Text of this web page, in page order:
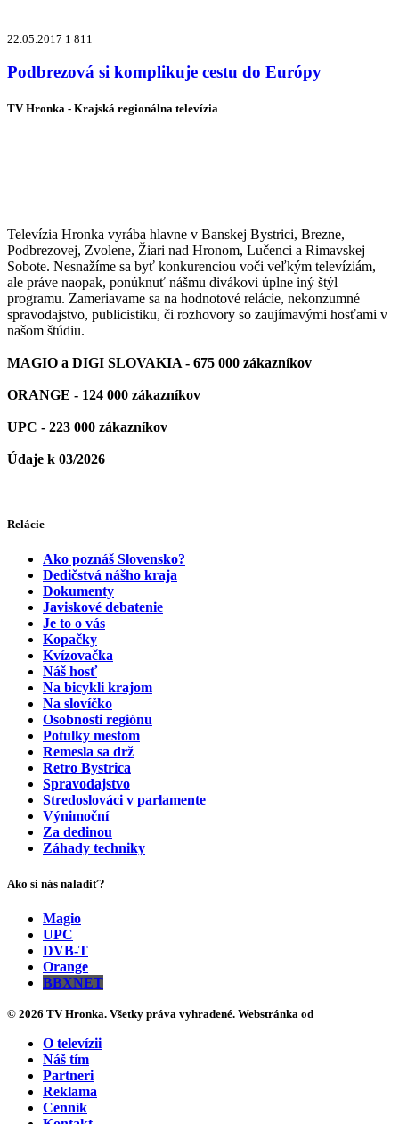
22.05.2017 1 811
Podbrezová si komplikuje cestu do Európy
TV Hronka - Krajská regionálna televízia
Televízia Hronka vyrába hlavne v Banskej Bystrici, Brezne,
Podbrezovej, Zvolene, Žiari nad Hronom, Lučenci a Rimavskej
Sobote. Nesnažíme sa byť konkurenciou voči veľkým televíziám,
ale práve naopak, ponúknuť nášmu divákovi úplne iný štýl
programu. Zameriavame sa na hodnotové relácie, nekonzumné
spravodajstvo, publicistiku, či rozhovory so zaujímavými hosťami v
našom štúdiu.
MAGIO a DIGI SLOVAKIA - 675 000 zákazníkov
ORANGE - 124 000 zákazníkov
UPC - 223 000 zákazníkov
Údaje k 03/2026
Relácie
Ako poznáš Slovensko?
Dedičstvá nášho kraja
Dokumenty
Javiskové debatenie
Je to o vás
Kopačky
Kvízovačka
Náš hosť
Na bicykli krajom
Na slovíčko
Osobnosti regiónu
Potulky mestom
Remesla sa drž
Retro Bystrica
Spravodajstvo
Stredoslováci v parlamente
Výnimoční
Za dedinou
Záhady techniky
Ako si nás naladiť?
Magio
UPC
DVB-T
Orange
BBXNET
© 2026 TV Hronka. Všetky práva vyhradené. Webstránka od
O televízii
Náš tím
Partneri
Reklama
Cenník